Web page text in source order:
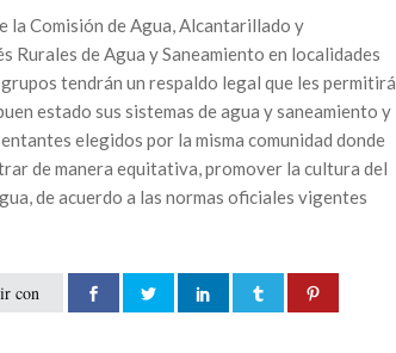
la Comisión de Agua, Alcantarillado y
de Agua y Saneamiento en localidades
tendrán un respaldo legal que les permitirá
estado sus sistemas de agua y saneamiento y
elegidos por la misma comunidad donde
de manera equitativa, promover la cultura del
de acuerdo a las normas oficiales vigentes
con